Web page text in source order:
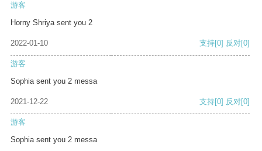
游客
Horny Shriya sent you 2
2022-01-10 支持[0] 反对[0]
游客
Sophia sent you 2 messa
2021-12-22 支持[0] 反对[0]
游客
Sophia sent you 2 messa